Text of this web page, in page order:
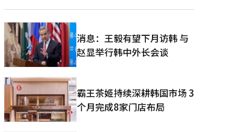
消息：王毅有望下月访韩 与
赵显举行韩中外长会谈
霸王茶姬持续深耕韩国市场 3
个月完成8家门店布局